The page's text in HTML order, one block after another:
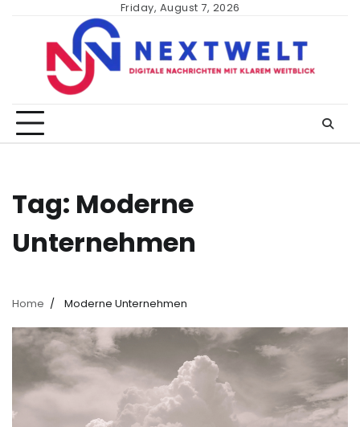
content
Friday, August 7, 2026
Tag: Moderne
Unternehmen
Home Moderne Unternehmen